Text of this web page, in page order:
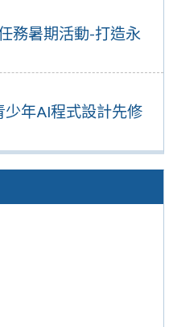
務暑期活動-打造永
少年AI程式設計先修